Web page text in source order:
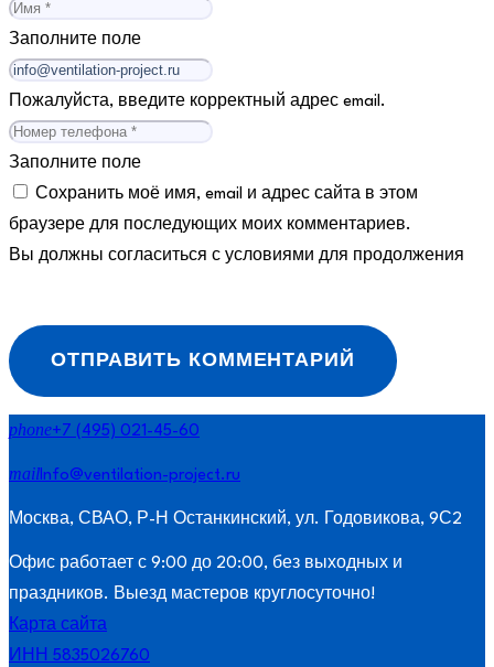
Заполните поле
Пожалуйста, введите корректный адрес email.
Заполните поле
Сохранить моё имя, email и адрес сайта в этом
браузере для последующих моих комментариев.
Вы должны согласиться с условиями для продолжения
ОТПРАВИТЬ КОММЕНТАРИЙ
phone+7 (495) 021-45-60
mailInfo@ventilation-project.ru
Москва, СВАО, Р-Н Останкинский, ул. Годовикова, 9С2
Офис работает с 9:00 до 20:00, без выходных и
праздников. Выезд мастеров круглосуточно!
Карта сайта
ИНН 5835026760